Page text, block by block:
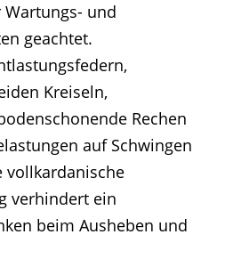
und
geachtet.
Kreiseln,
Rechen
auf Schwingen
vollkardanische
verhindert ein
beim Ausheben und